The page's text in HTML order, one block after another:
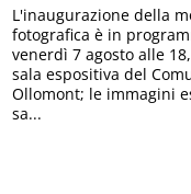
L'inaugurazione della
fotografica è in
venerdì 7 agosto alle
sala espositiva del
Ollomont; le immagini
sa...